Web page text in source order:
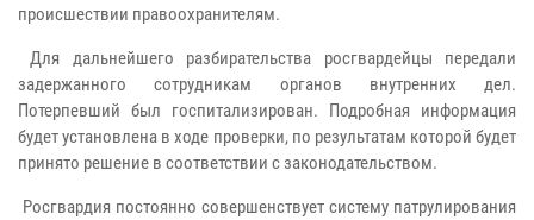
происшествии правоохранителям.
Для дальнейшего разбирательства росгвардейцы передали
задержанного сотрудникам органов внутренних дел.
Потерпевший был госпитализирован. Подробная информация
будет установлена в ходе проверки, по результатам которой будет
принято решение в соответствии с законодательством.
Росгвардия постоянно совершенствует систему патрулирования